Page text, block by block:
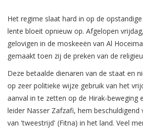
Het regime slaat hard in op de
lente bloeit opnieuw op. Afgelopen
gelovigen in de moskeeën van Al
gemaakt toen zij de preken van de
Deze betaalde dienaren van de staat en
op zeer politieke wijze gebruik van het
aanval in te zetten op de Hirak-beweging
leider Nasser Zafzafi, hem beschuldigend
van 'tweestrijd' (Fitna) in het land. Veel